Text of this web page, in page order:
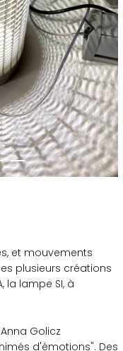
et mouvements
plusieurs créations
la lampe SI, à
Golicz
d'émotions". Des